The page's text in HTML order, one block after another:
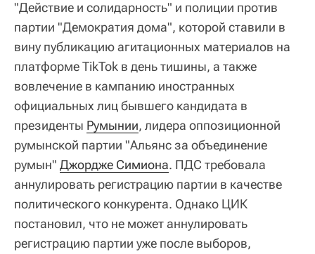
"Действие и солидарность" и полиции против
партии "Демократия дома", которой ставили в
вину публикацию агитационных материалов на
платформе TikTok в день тишины, а также
вовлечение в кампанию иностранных
официальных лиц бывшего кандидата в
президенты Румынии, лидера оппозиционной
румынской партии "Альянс за объединение
румын" Джордже Симиона. ПДС требовала
аннулировать регистрацию партии в качестве
политического конкурента. Однако ЦИК
постановил, что не может аннулировать
регистрацию партии уже после выборов,